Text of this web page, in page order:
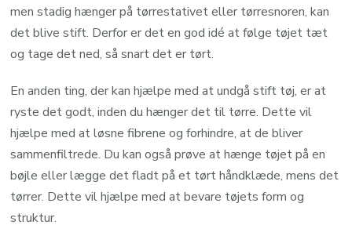
men stadig hænger på tørrestativet eller tørresnoren, kan
det blive stift. Derfor er det en god idé at følge tøjet tæt
og tage det ned, så snart det er tørt.
En anden ting, der kan hjælpe med at undgå stift tøj, er at
ryste det godt, inden du hænger det til tørre. Dette vil
hjælpe med at løsne fibrene og forhindre, at de bliver
sammenfiltrede. Du kan også prøve at hænge tøjet på en
bøjle eller lægge det fladt på et tørt håndklæde, mens det
tørrer. Dette vil hjælpe med at bevare tøjets form og
struktur.